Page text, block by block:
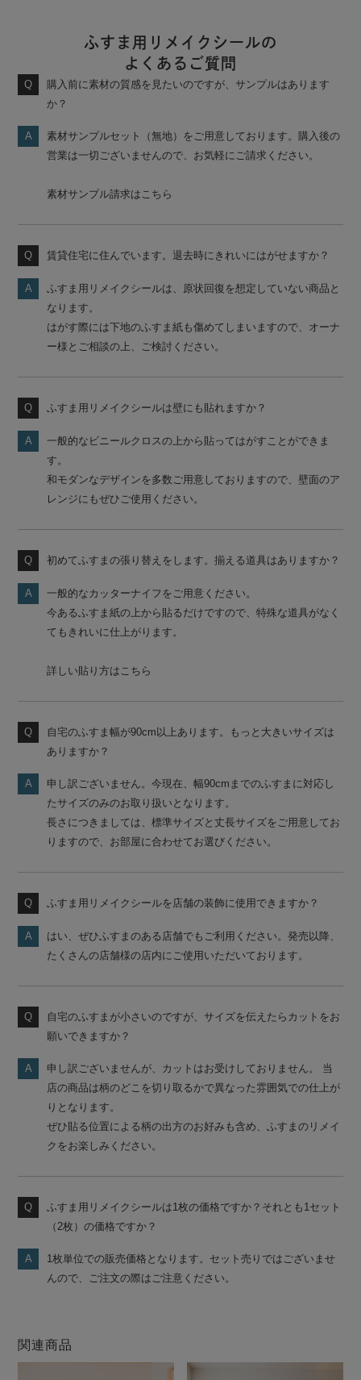
ふすま用リメイクシールの
よくあるご質問
購入前に素材の質感を見たいのですが、サンプルはあります
か？
素材サンプルセット（無地）をご用意しております。購入後の
営業は一切ございませんので、お気軽にご請求ください。
素材サンプル請求はこちら
賃貸住宅に住んでいます。退去時にきれいにはがせますか？
ふすま用リメイクシールは、原状回復を想定していない商品と
なります。
はがす際には下地のふすま紙も傷めてしまいますので、オーナ
ー様とご相談の上、ご検討ください。
ふすま用リメイクシールは壁にも貼れますか？
一般的なビニールクロスの上から貼ってはがすことができま
す。
和モダンなデザインを多数ご用意しておりますので、壁面のア
レンジにもぜひご使用ください。
初めてふすまの張り替えをします。揃える道具はありますか？
一般的なカッターナイフをご用意ください。
今あるふすま紙の上から貼るだけですので、特殊な道具がなく
てもきれいに仕上がります。
詳しい貼り方はこちら
自宅のふすま幅が90cm以上あります。もっと大きいサイズは
ありますか？
申し訳ございません。今現在、幅90cmまでのふすまに対応し
たサイズのみのお取り扱いとなります。
長さにつきましては、標準サイズと丈長サイズをご用意してお
りますので、お部屋に合わせてお選びください。
ふすま用リメイクシールを店舗の装飾に使用できますか？
はい、ぜひふすまのある店舗でもご利用ください。発売以降、
たくさんの店舗様の店内にご使用いただいております。
自宅のふすまが小さいのですが、サイズを伝えたらカットをお
願いできますか？
申し訳ございませんが、カットはお受けしておりません。 当
店の商品は柄のどこを切り取るかで異なった雰囲気での仕上が
りとなります。
ぜひ貼る位置による柄の出方のお好みも含め、ふすまのリメイ
クをお楽しみください。
ふすま用リメイクシールは1枚の価格ですか？それとも1セット
（2枚）の価格ですか？
1枚単位での販売価格となります。セット売りではございませ
んので、ご注文の際はご注意ください。
関連商品